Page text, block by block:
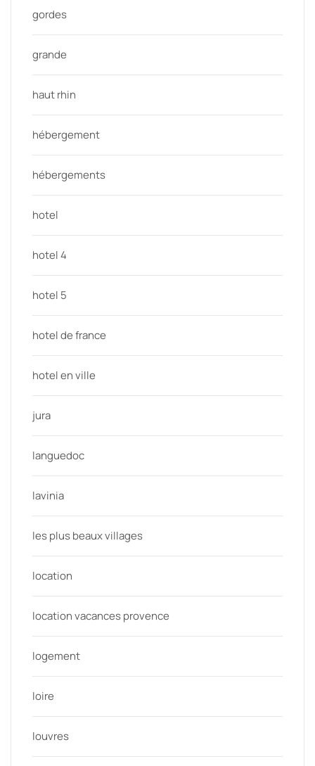
gordes
grande
haut rhin
hébergement
hébergements
hotel
hotel 4
hotel 5
hotel de france
hotel en ville
jura
languedoc
lavinia
les plus beaux villages
location
location vacances provence
logement
loire
louvres